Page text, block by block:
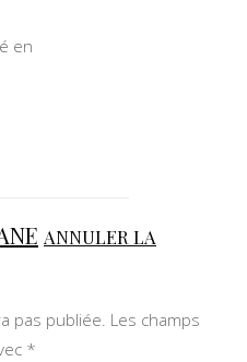
en
ANNULER LA
pas publiée. Les champs
*